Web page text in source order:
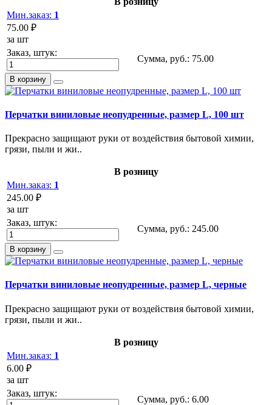
Мин.заказ: 1
75.00 ₽
за шт
Заказ, штук:
Сумма, руб.: 75.00
В корзину
Перчатки виниловые неопудренные, размер L, 100 шт
Прекрасно защищают руки от воздействия бытовой химии,
грязи, пыли и жи..
В розницу
Мин.заказ: 1
245.00 ₽
за шт
Заказ, штук:
Сумма, руб.: 245.00
В корзину
Перчатки виниловые неопудренные, размер L, черные
Прекрасно защищают руки от воздействия бытовой химии,
грязи, пыли и жи..
В розницу
Мин.заказ: 1
6.00 ₽
за шт
Заказ, штук:
Сумма, руб.: 6.00